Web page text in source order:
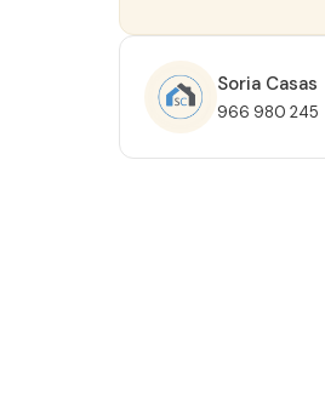
Soria Casas
966 980 245